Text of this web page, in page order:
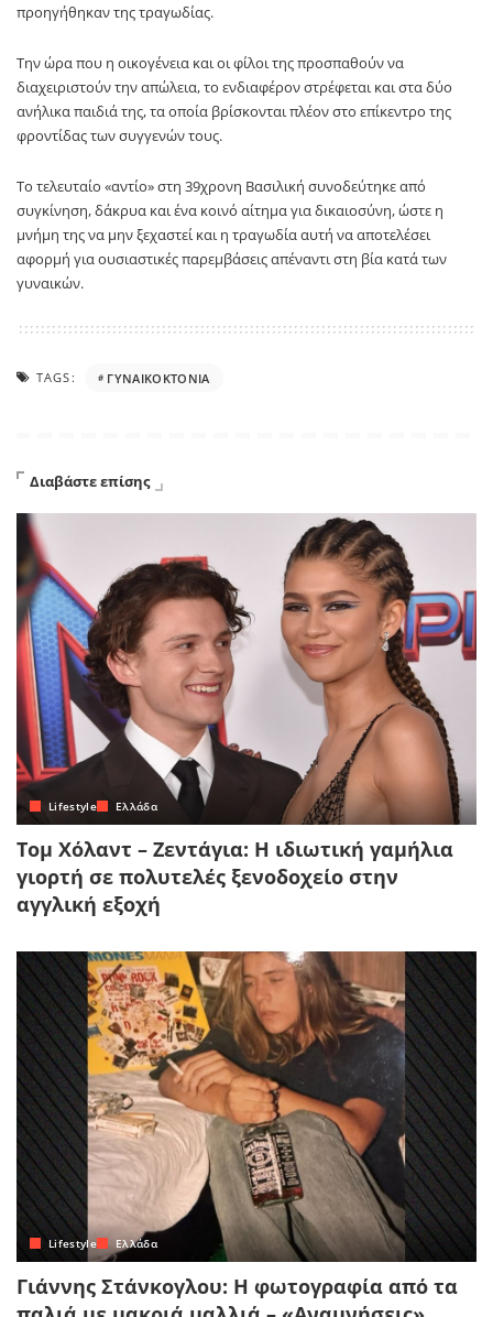
προηγήθηκαν της τραγωδίας.
Την ώρα που η οικογένεια και οι φίλοι της προσπαθούν να
διαχειριστούν την απώλεια, το ενδιαφέρον στρέφεται και στα δύο
ανήλικα παιδιά της, τα οποία βρίσκονται πλέον στο επίκεντρο της
φροντίδας των συγγενών τους.
Το τελευταίο «αντίο» στη 39χρονη Βασιλική συνοδεύτηκε από
συγκίνηση, δάκρυα και ένα κοινό αίτημα για δικαιοσύνη, ώστε η
μνήμη της να μην ξεχαστεί και η τραγωδία αυτή να αποτελέσει
αφορμή για ουσιαστικές παρεμβάσεις απέναντι στη βία κατά των
γυναικών.
TAGS: ΓΥΝΑΙΚΟΚΤΟΝΙΑ
Διαβάστε επίσης
Lifestyle Ελλάδα
Τομ Χόλαντ – Ζεντάγια: Η ιδιωτική γαμήλια
γιορτή σε πολυτελές ξενοδοχείο στην
αγγλική εξοχή
Lifestyle Ελλάδα
Γιάννης Στάνκογλου: Η φωτογραφία από τα